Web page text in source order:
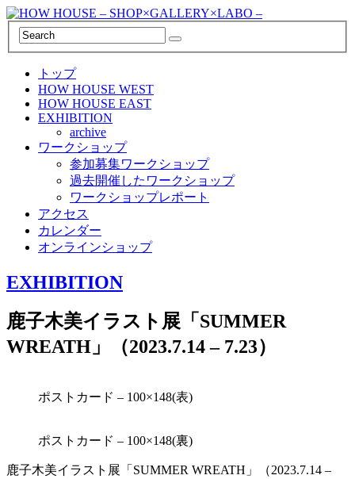
トップ
HOW HOUSE WEST
HOW HOUSE EAST
EXHIBITION
archive
ワークショップ
参加募集ワークショップ
過去開催したワークショップ
ワークショップレポート
アクセス
カレンダー
オンラインショップ
EXHIBITION
鹿子木美イラスト展「SUMMER
WREATH」（2023.7.14 – 7.23）
ポストカード – 100×148(表)
ポストカード – 100×148(裏)
鹿子木美イラスト展「SUMMER WREATH」（2023.7.14 –